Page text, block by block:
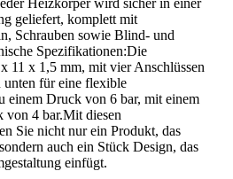
geliefert, komplett mit
Schrauben sowie Blind- und
Spezifikationen:Die
11 x 1,5 mm, mit vier Anschlüssen
für eine flexible
einem Druck von 6 bar, mit einem
von 4 bar.Mit diesen
Sie nicht nur ein Produkt, das
auch ein Stück Design, das
einfügt.